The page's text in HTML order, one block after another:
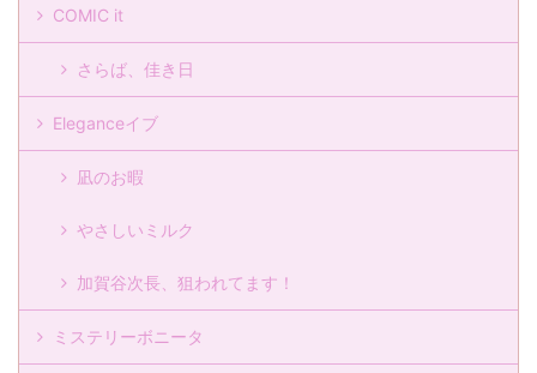
COMIC it
さらば、佳き日
Eleganceイブ
凪のお暇
やさしいミルク
加賀谷次長、狙われてます！
ミステリーボニータ